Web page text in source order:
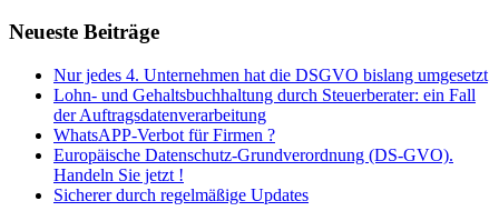
Neueste Beiträge
Nur jedes 4. Unternehmen hat die DSGVO bislang umgesetzt
Lohn- und Gehaltsbuchhaltung durch Steuerberater: ein Fall
der Auftragsdatenverarbeitung
WhatsAPP-Verbot für Firmen ?
Europäische Datenschutz-Grundverordnung (DS-GVO).
Handeln Sie jetzt !
Sicherer durch regelmäßige Updates